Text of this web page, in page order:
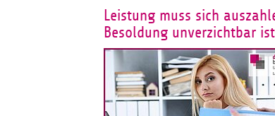
Leistung muss sich
Besoldung unverzichtbar ist